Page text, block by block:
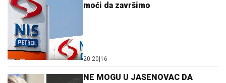
moći da završimo
20:20 16
NE MOGU U JASENOVAC DA